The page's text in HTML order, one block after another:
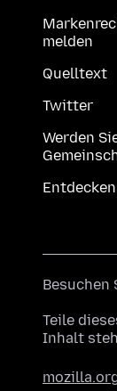
melden
Quelltext
Twitter
Werden
Besuchen
Teile
Inhalt